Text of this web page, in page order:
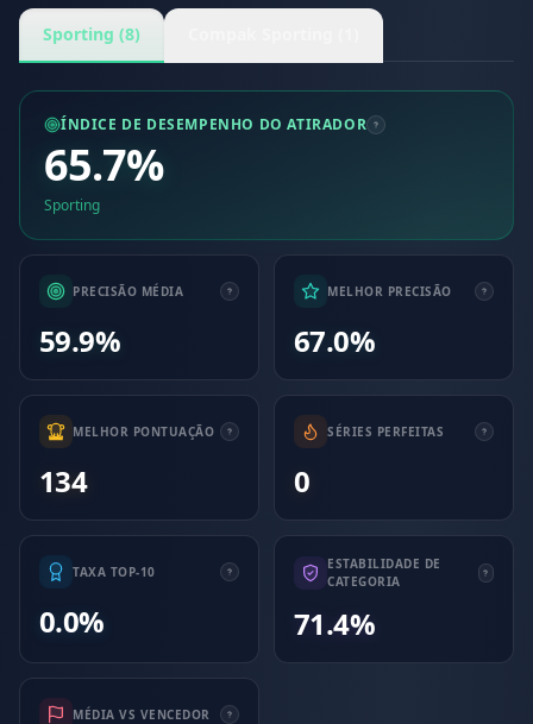
Sporting (8)
ÍNDICE DE DESEMPENHO DO ATIRADOR
65.7%
Sporting
PRECISÃO MÉDIA
59.9%
MELHOR PRECISÃO
67.0%
MELHOR PONTUAÇÃO
134
SÉRIES PERFEITAS
0
TAXA TOP-10
0.0%
ESTABILIDADE DE
CATEGORIA
71.4%
MÉDIA VS VENCEDOR